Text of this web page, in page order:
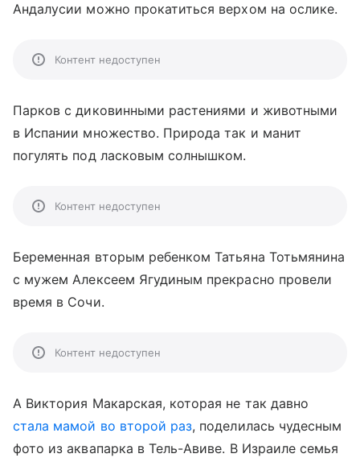
Андалусии можно прокатиться верхом на ослике.
Контент недоступен
Парков с диковинными растениями и животными
в Испании множество. Природа так и манит
погулять под ласковым солнышком.
Контент недоступен
Беременная вторым ребенком Татьяна Тотьмянина
с мужем Алексеем Ягудиным прекрасно провели
время в Сочи.
Контент недоступен
А Виктория Макарская, которая не так давно
стала мамой во второй раз, поделилась чудесным
фото из аквапарка в Тель-Авиве. В Израиле семья